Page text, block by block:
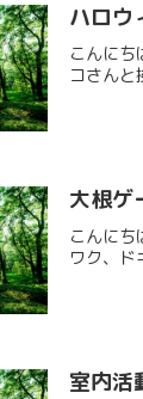
ハロウ
こんに
コさん
大根ゲ
こんに
ワク、
室内活